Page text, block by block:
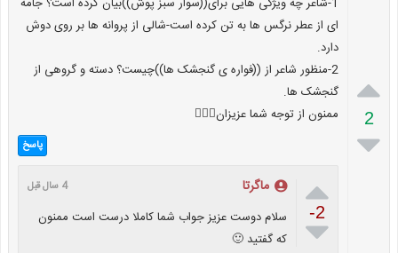

2

ای از عطر نرگس ها به تن کرده است-شالی از پروانه ها بر روی دوش
دارد.
2-منظور شاعر از ((فواره ی گنجشک ها))چیست؟ دسته و گروهی از
گنجشک ها.
ممنون از توجه شما عزیزان👌🏻💐
پاسخ

-2

ماگرتا 4 سال قبل
سلام دوست عزیز جواب شما کاملا درست است ممنون
که گفتید 🙂